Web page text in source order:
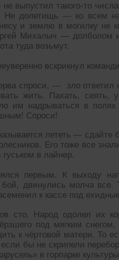
выпустил такого-то
Не долетищь — ко всем
и землю в могилку не
Михалыч — долболом
туда возьмут.
вскрикнул
спроси, — зло ответил
жить. Пахать,
им надрываться в полях
Спроси!
лететь —
Его тоже все
в лайнер.
первым. К выходу
двинулись молча все.
к кассе под
сто. Народ одолел их
под мягким
к чёртовой матери. То
бы не скрипели
в горпарке